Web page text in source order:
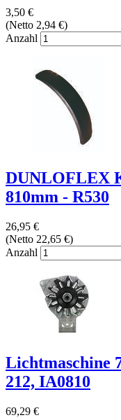
3,50 €
(Netto 2,94 €)
Anzahl
DUNLOFLEX
810mm - R530
26,95 €
(Netto 22,65 €)
Anzahl
Lichtmaschine
212, IA0810
69,29 €